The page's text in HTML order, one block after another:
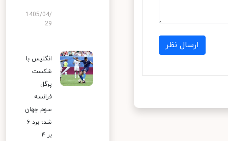
ارسال نظر
1405/04/
29
انگلیس با
شکست
پرگل
فرانسه
سوم جهان
شد؛ برد ۶
بر ۴